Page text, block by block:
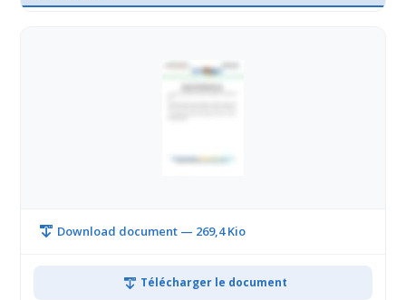
Download document — 269,4 Kio
Télécharger le document